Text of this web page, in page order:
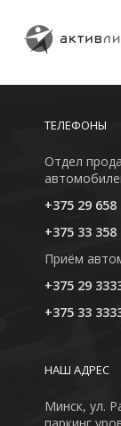
ТЕЛЕФОНЫ
Отдел
+375 29 658
+375 33 358
Приём
+375 29
+375 33
НАШ АДРЕС
Минск, ул.